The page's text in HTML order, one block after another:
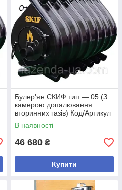
Булер'ян СКИФ тип — 05 (З
камерою допалювання
вторинних газів) Код/Артикул
В наявності
46 680 ₴
Купити